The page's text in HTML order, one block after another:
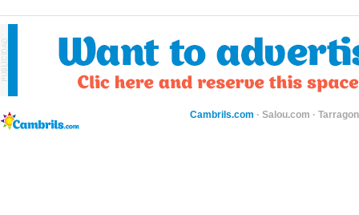
Cambrils.com · Salou.com ·